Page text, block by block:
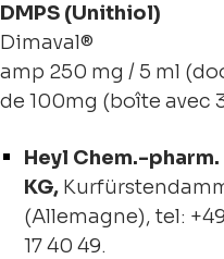
DMPS (Unithiol)
Dimaval®
amp 250 mg / 5 ml
de 100mg (boîte avec
Heyl Chem.-
KG,
(Allemagne), tel:
17 40 49.